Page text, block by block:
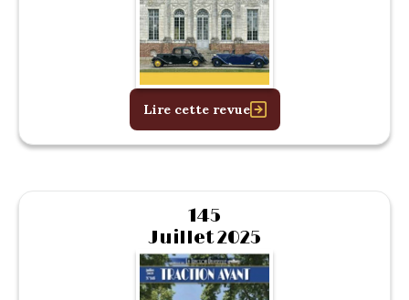
Lire cette revue
145
Juillet 2025